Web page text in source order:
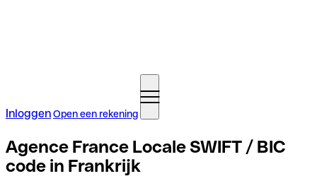
InloggenOpen een rekening
Agence France Locale SWIFT / BIC
code in Frankrijk